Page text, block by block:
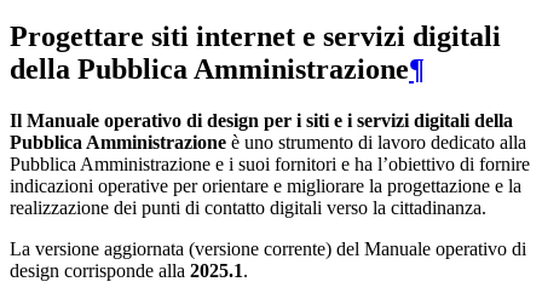
Progettare siti internet e servizi digitali
della Pubblica Amministrazione¶
Il Manuale operativo di design per i siti e i servizi digitali della
Pubblica Amministrazione è uno strumento di lavoro dedicato alla
Pubblica Amministrazione e i suoi fornitori e ha l’obiettivo di fornire
indicazioni operative per orientare e migliorare la progettazione e la
realizzazione dei punti di contatto digitali verso la cittadinanza.
La versione aggiornata (versione corrente) del Manuale operativo di
design corrisponde alla 2025.1.